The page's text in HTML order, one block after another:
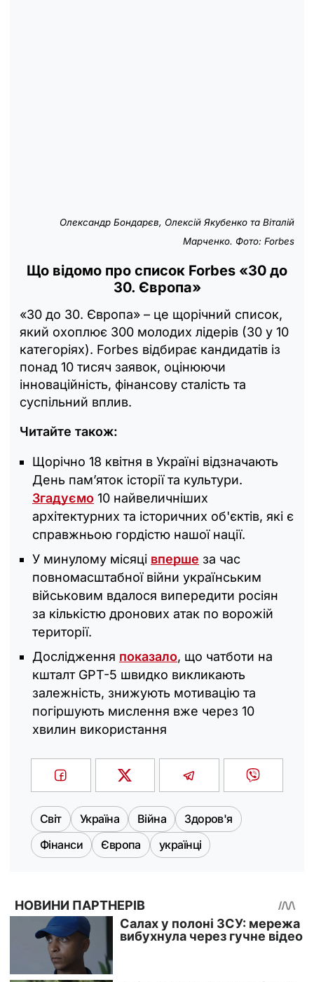
Олександр Бондарєв, Олексій Якубенко та Віталій
Марченко. Фото: Forbes
Що відомо про список Forbes «30 до
30. Європа»
«30 до 30. Європа» – це щорічний список,
який охоплює 300 молодих лідерів (30 у 10
категоріях). Forbes відбирає кандидатів із
понад 10 тисяч заявок, оцінюючи
інноваційність, фінансову сталість та
суспільний вплив.
Читайте також:
Щорічно 18 квітня в Україні відзначають
День пам’яток історії та культури.
Згадуємо 10 найвеличніших
архітектурних та історичних об'єктів, які є
справжньою гордістю нашої нації.
У минулому місяці вперше за час
повномасштабної війни українським
військовим вдалося випередити росіян
за кількістю дронових атак по ворожій
території.
Дослідження показало, що чатботи на
кшталт GPT-5 швидко викликають
залежність, знижують мотивацію та
погіршують мислення вже через 10
хвилин використання
Світ Україна Війна
Здоров'я
Фінанси
Європа українці